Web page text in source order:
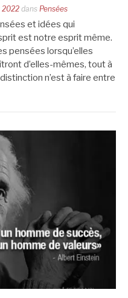
2022 dans Pensées
et idées qui
est notre esprit même.
pensées lorsqu’elles
d’elles-mêmes, tout à
n’est à faire entre